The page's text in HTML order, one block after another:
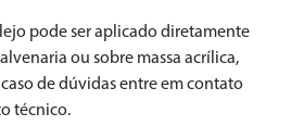
pode ser aplicado diretamente
ou sobre massa acrílica,
de dúvidas entre em contato
técnico.